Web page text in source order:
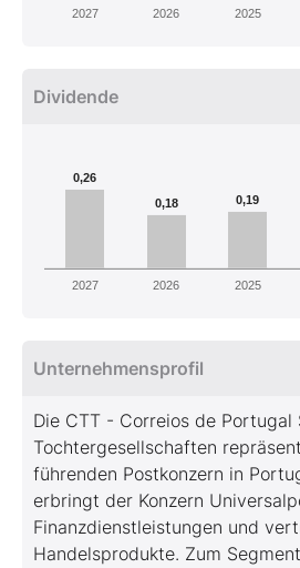
2027 2026 2025
Dividende
0,26
0,18
0,19
2027 2026 2025
Unternehmensprofil
Die CTT - Correios de Portugal
Tochtergesellschaften
führenden Postkonzern in
erbringt der Konzern
Finanzdienstleistungen und
Handelsprodukte. Zum